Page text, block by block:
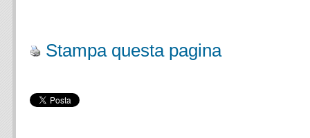
Stampa questa pagina